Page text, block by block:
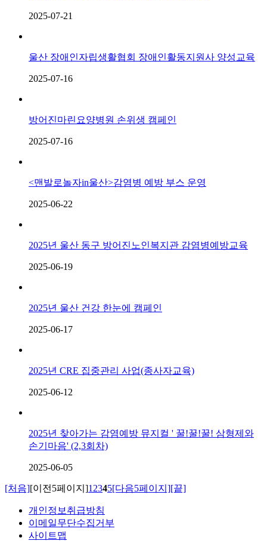
2025-07-21
울산 장애인자립생활협회 장애인활동지원사 양성교육
2025-07-16
방어진마린요양병원 손위생 캠페인
2025-07-16
<맨발로놀자in울산>감염병 예방 부스 운영
2025-06-22
2025년 울산 동구 방어진노인복지관 감염병예방교육
2025-06-19
2025년 울산 건강 한눈에 캠페인
2025-06-17
2025년 CRE 집중관리 사업(종사자교육)
2025-06-12
2025년 찾아가는 감염예방 뮤지컬 ' 꿀!꿀!꿀! 삼형제와
손기마음' (2,3회차)
2025-06-05
[처음][이전5페이지]1 2345[다음5페이지][끝]
개인정보취급방침
이메일무단수집거부
사이트맵